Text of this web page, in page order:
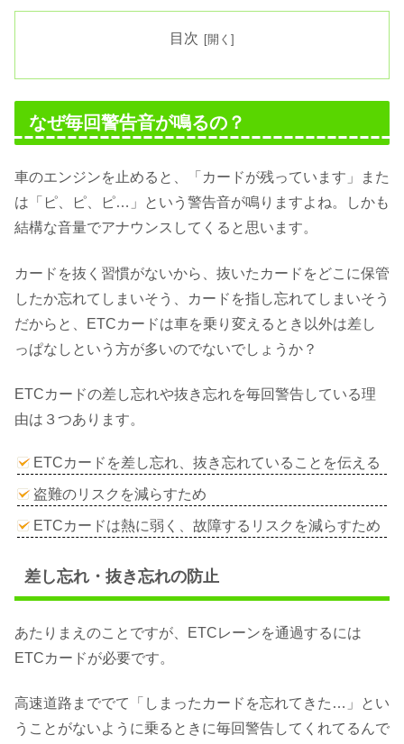
目次
なぜ毎回警告音が鳴るの？
車のエンジンを止めると、「カードが残っています」また
は「ピ、ピ、ピ…」という警告音が鳴りますよね。しかも
結構な音量でアナウンスしてくると思います。
カードを抜く習慣がないから、抜いたカードをどこに保管
したか忘れてしまいそう、カードを指し忘れてしまいそう
だからと、ETCカードは車を乗り変えるとき以外は差し
っぱなしという方が多いのでないでしょうか？
ETCカードの差し忘れや抜き忘れを毎回警告している理
由は３つあります。
ETCカードを差し忘れ、抜き忘れていることを伝える
盗難のリスクを減らすため
ETCカードは熱に弱く、故障するリスクを減らすため
差し忘れ・抜き忘れの防止
あたりまえのことですが、ETCレーンを通過するには
ETCカードが必要です。
高速道路まででて「しまったカードを忘れてきた…」とい
うことがないように乗るときに毎回警告してくれてるんで